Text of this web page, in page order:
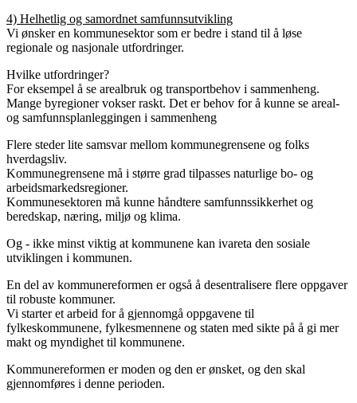
4) Helhetlig og samordnet samfunnsutvikling
Vi ønsker en kommunesektor som er bedre i stand til å løse
regionale og nasjonale utfordringer.
Hvilke utfordringer?
For eksempel å se arealbruk og transportbehov i sammenheng.
Mange byregioner vokser raskt. Det er behov for å kunne se areal-
og samfunnsplanleggingen i sammenheng
Flere steder lite samsvar mellom kommunegrensene og folks
hverdagsliv.
Kommunegrensene må i større grad tilpasses naturlige bo- og
arbeidsmarkedsregioner.
Kommunesektoren må kunne håndtere samfunnssikkerhet og
beredskap, næring, miljø og klima.
Og - ikke minst viktig at kommunene kan ivareta den sosiale
utviklingen i kommunen.
En del av kommunereformen er også å desentralisere flere oppgaver
til robuste kommuner.
Vi starter et arbeid for å gjennomgå oppgavene til
fylkeskommunene, fylkesmennene og staten med sikte på å gi mer
makt og myndighet til kommunene.
Kommunereformen er moden og den er ønsket, og den skal
gjennomføres i denne perioden.